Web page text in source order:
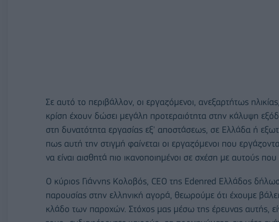
Σε αυτό το περιβάλλον, οι εργαζόμενοι, ανεξαρτήτως
κρίση έχουν δώσει μεγάλη προτεραιότητα στην κάλυψη
στη δυνατότητα εργασίας εξ' αποστάσεως, σε Ελλάδα ή
πως αυτή την στιγμή φαίνεται οι εργαζόμενοι που
να είναι αισθητά πιο ικανοποιημένοι σε σχέση με αυτούς
O κύριος Γιάννης Κολοβός, CEΟ της Edenred Ελλάδος
παρουσίας στην ελληνική αγορά, θεωρούμε ότι έχουμε βάλει
κλάδο των παροχών. Στόχος μας μέσω της έρευνας αυτής,